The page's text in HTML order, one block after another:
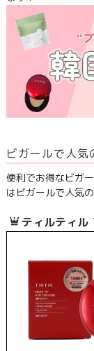
ビガールで人気
便利でお得なビガ
はビガールで人気
ティルティル